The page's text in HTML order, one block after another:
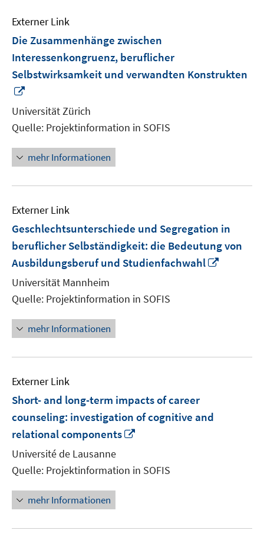
Externer Link
Die Zusammenhänge zwischen
Interessenkongruenz, beruflicher
Selbstwirksamkeit und verwandten Konstrukten
neuem
Fenster
öffnen
Universität Zürich
Quelle: Projektinformation in SOFIS
mehr Informationen
Externer Link
Geschlechtsunterschiede und Segregation in
beruflicher Selbständigkeit: die Bedeutung von
Ausbildungsberuf und Studienfachwahl
Universität Mannheim
Quelle: Projektinformation in SOFIS
mehr Informationen
Externer Link
Short- and long-term impacts of career
counseling: investigation of cognitive and
relational components
öffnen
Université de Lausanne
Quelle: Projektinformation in SOFIS
mehr Informationen